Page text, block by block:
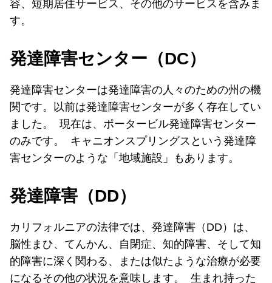
容、短期居住サービス、その他のサービスを含みま
す。
発達障害センター（DC）
発達障害センターは発達障害の人々のための州の機
関です。以前は発達障害センターが多く存在してい
ました。 現在は、ポータービル発達障害センター
のみです。 キャニオンスプリングスという発達障
害センターのような「地域施設」もあります。
発達障害（DD）
カリフォルニアの法律では、発達障害（DD）は、
脳性まひ、てんかん、自閉症、知的障害、そして知
的障害に深く関わる、または似たような治療が必要
になるその他の状況を意味します。 生まれ持った